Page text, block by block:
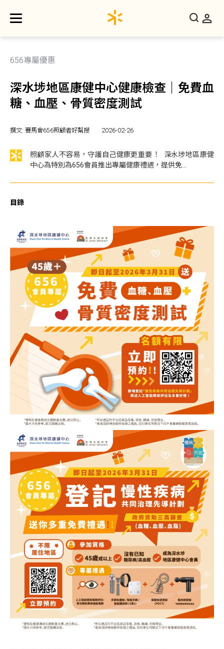
656專屬優惠
深水埗地區康健中心健康檢查｜免費血
糖、血壓、骨質密度測試
撰文: 賽馬會656照顧者好幫搜 2026-02-26
照顧家人不容易，守護自己健康更重要！ 深水埗地區康健
中心為特別為656會員推出專屬健康禮遇，提供免...
目錄